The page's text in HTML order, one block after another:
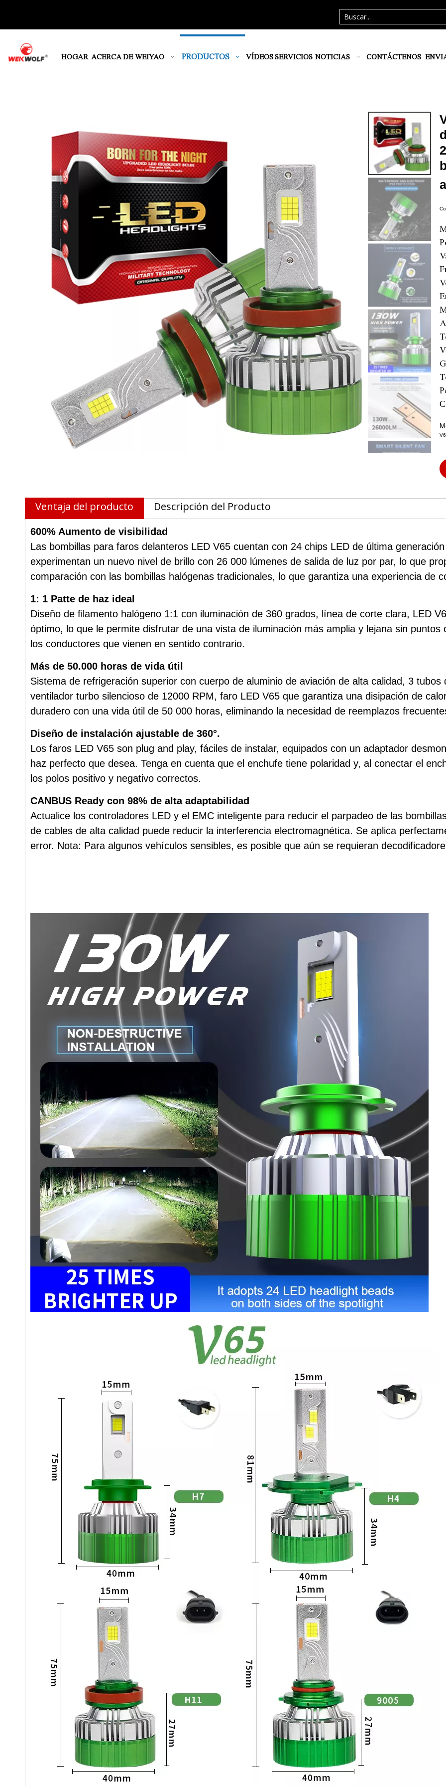
HOGAR ACERCA DE WEIYAO PRODUCTOS VÍDEOS SERVICIOS NOTICIAS CONTÁCTENOS
Ventaja del producto Descripción del Producto
600% Aumento de visibilidad
Las bombillas para faros delanteros LED V65 cuentan con 24 chips LED de última
experimentan un nuevo nivel de brillo con 26 000 lúmenes de salida de luz por par, lo que
comparación con las bombillas halógenas tradicionales, lo que garantiza una experiencia de
1: 1 Patte de haz ideal
Diseño de filamento halógeno 1:1 con iluminación de 360 ​​grados, línea de corte clara, LED
óptimo, lo que le permite disfrutar de una vista de iluminación más amplia y lejana sin
los conductores que vienen en sentido contrario.
Más de 50.000 horas de vida útil
Sistema de refrigeración superior con cuerpo de aluminio de aviación de alta calidad, 3
ventilador turbo silencioso de 12000 RPM, faro LED V65 que garantiza una disipación de
duradero con una vida útil de 50 000 horas, eliminando la necesidad de reemplazos
Diseño de instalación ajustable de 360°.
Los faros LED V65 son plug and play, fáciles de instalar, equipados con un adaptador
haz perfecto que desea. Tenga en cuenta que el enchufe tiene polaridad y, al conectar el
los polos positivo y negativo correctos.
CANBUS Ready con 98% de alta adaptabilidad
Actualice los controladores LED y el EMC inteligente para reducir el parpadeo de las
de cables de alta calidad puede reducir la interferencia electromagnética. Se aplica
error. Nota: Para algunos vehículos sensibles, es posible que aún se requieran